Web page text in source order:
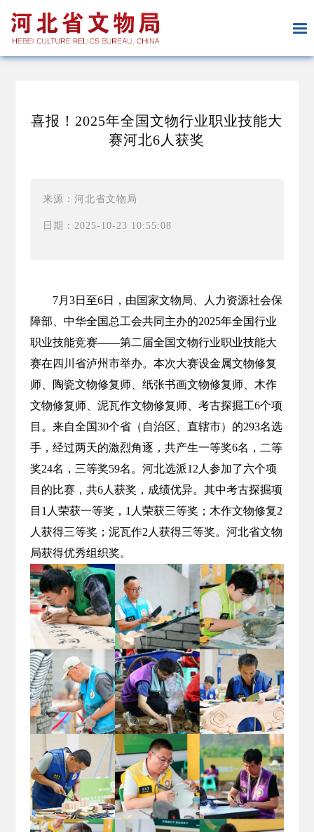
喜报！2025年全国文物行业职业技能大
赛河北6人获奖
来源：河北省文物局
日期：2025-10-23 10:55:08
7月3日至6日，由国家文物局、人力资源社会保
障部、中华全国总工会共同主办的2025年全国行业
职业技能竞赛——第二届全国文物行业职业技能大
赛在四川省泸州市举办。本次大赛设金属文物修复
师、陶瓷文物修复师、纸张书画文物修复师、木作
文物修复师、泥瓦作文物修复师、考古探掘工6个项
目。来自全国30个省（自治区、直辖市）的293名选
手，经过两天的激烈角逐，共产生一等奖6名，二等
奖24名，三等奖59名。河北选派12人参加了六个项
目的比赛，共6人获奖，成绩优异。其中考古探掘项
目1人荣获一等奖，1人荣获三等奖；木作文物修复2
人获得三等奖；泥瓦作2人获得三等奖。河北省文物
局获得优秀组织奖。